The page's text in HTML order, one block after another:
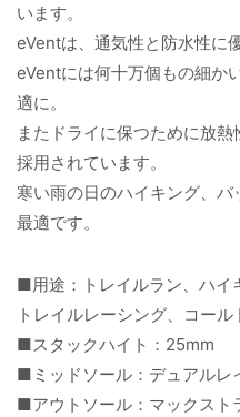
います。
eVentは、通気性と防水性に
eVentには何十万個もの細か
適に。
またドライに保つために放
採用されています。
寒い雨の日のハイキング、
最適です。
■用途：トレイルラン、ハイ
トレイルレーシング、コール
■スタックハイト：25mm
■ミッドソール：デュアルレ
■アウトソール：マックスト